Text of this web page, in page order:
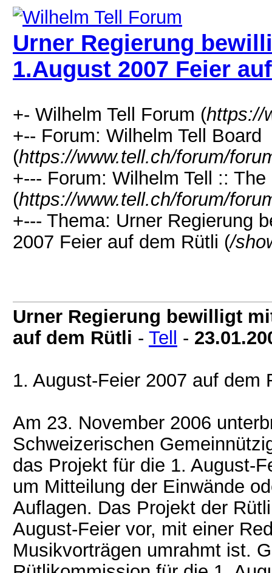
Urner Regierung
1.August 2007 Feier
+- Wilhelm Tell Forum (https://
+-- Forum: Wilhelm Tell Board
(https://www.tell.ch/forum/
+--- Forum: Wilhelm Tell ::
(https://www.tell.ch/forum/
+--- Thema: Urner Regierung
2007 Feier auf dem Rütli (/
Urner Regierung bewilligt
auf dem Rütli - Tell -
1. August-Feier 2007 auf dem
Am 23. November 2006
Schweizerischen
das Projekt für die 1. August-
um Mitteilung der Einwände
Auflagen. Das Projekt der
August-Feier vor, mit einer
Musikvorträgen umrahmt ist.